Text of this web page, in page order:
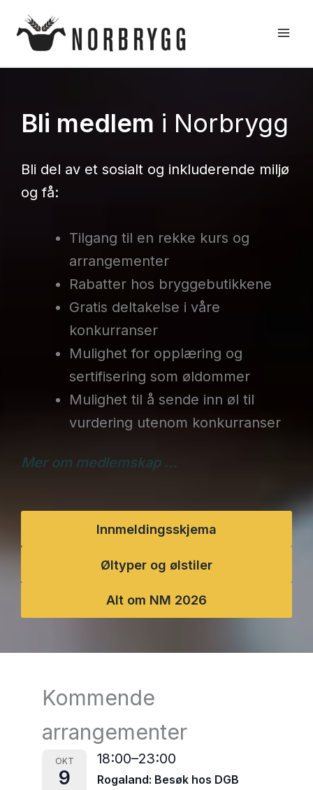
rett
innholdet
Bli medlem i Norbrygg
Bli del av et sosialt og inkluderende miljø
og få:
Tilgang til en rekke kurs og
arrangementer
Rabatter hos bryggebutikkene
Gratis deltakelse i våre
konkurranser
Mulighet for opplæring og
sertifisering som øldommer
Mulighet til å sende inn øl til
vurdering utenom konkurranser
Mer om medlemskap …
Innmeldingsskjema
Øltyper og ølstiler
Alt om NM 2026
Kommende
arrangementer
OKT
9
18:00–23:00
Rogaland: Besøk hos DGB